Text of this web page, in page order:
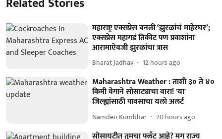
महाराष्ट्र एक्सप्रेस बनली ‘झुरळांचं माहेरघर’;
एक्सप्रेस महागडं तिकीट पण प्रवाशांना
आरामाऐवजी झुरळांचा त्रास
Bharat Jadhav 12 hours ago
Maharashtra Weather : ताशी ३० ते ४०
किमी वेगाने सोसाट्याचा वारा! 'या'
जिल्ह्यांसाठी पावसाचा यलो अलर्ट
Namdeo Kumbhar 20 hours ago
सोसायटीत तुमचा फ्लॅट आहे? मग राज्य